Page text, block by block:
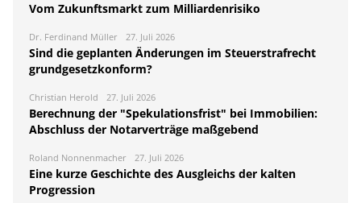
Vom Zukunftsmarkt zum Milliardenrisiko
Dr. Ferdinand Müller 27. Juli 2026
Sind die geplanten Änderungen im Steuerstrafrecht
grundgesetzkonform?
Christian Herold 27. Juli 2026
Berechnung der "Spekulationsfrist" bei Immobilien:
Abschluss der Notarverträge maßgebend
Roland Nonnenmacher 27. Juli 2026
Eine kurze Geschichte des Ausgleichs der kalten
Progression